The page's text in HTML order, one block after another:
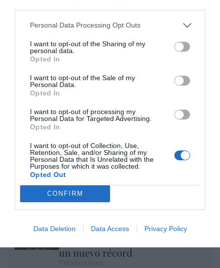
Personal Data Processing Opt Outs
I want to opt-out of the Sharing of my
personal data.
Opted In
I want to opt-out of the Sale of my
Personal Data.
Opted In
I want to opt-out of processing my
Personal Data for Targeted Advertising.
Opted In
I want to opt-out of Collection, Use,
Retention, Sale, and/or Sharing of my
Personal Data that Is Unrelated with the
Purposes for which it was collected.
Opted Out
CONFIRM
Data Deletion Data Access Privacy Policy
Nokia, Ericsson... Huawei: lo que importan
Eulogio López
Isabel Pantoja pierde dos pleitos
con Hacienda por 700.000
euros... suma y sigue
Eulogio López
El IBEX 35 cerró la sesión del
un nuevo récord